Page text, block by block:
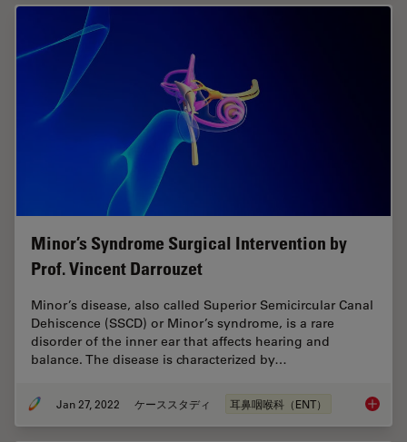
Minor’s Syndrome Surgical Intervention by
Prof. Vincent Darrouzet
Minor’s disease, also called Superior Semicircular Canal
Dehiscence (SSCD) or Minor’s syndrome, is a rare
disorder of the inner ear that affects hearing and
balance. The disease is characterized by…
Jan 27, 2022 ケーススタディ 耳鼻咽喉科（ENT）